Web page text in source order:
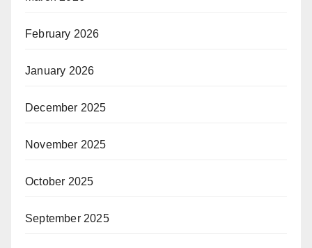
February 2026
January 2026
December 2025
November 2025
October 2025
September 2025